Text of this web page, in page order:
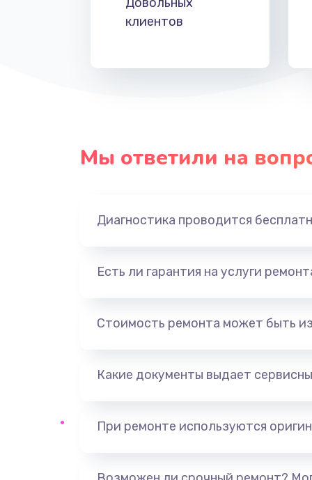
клиентов
Мы ответили на
Диагностика проводится
Есть ли гарантия на услуги
Стоимость ремонта может быть
Какие документы выдает
При ремонте используются